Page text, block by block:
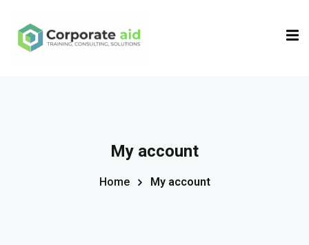
My account
Home My account
Sign in